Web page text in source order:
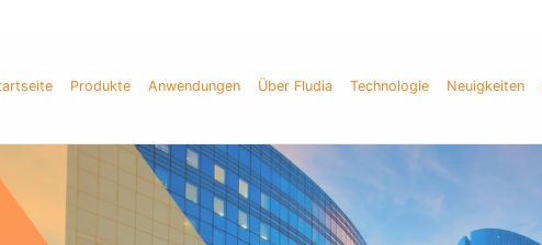
Produkte Anwendungen Über Fludia Technologie Neuigkeiten